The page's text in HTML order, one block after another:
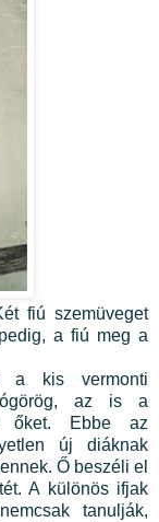
fiú szemüveget
a fiú meg a
a kis vermonti
ógörög, az is a
őket. Ebbe az
új diáknak
Ő beszéli el
A különös ifjak
tanulják,